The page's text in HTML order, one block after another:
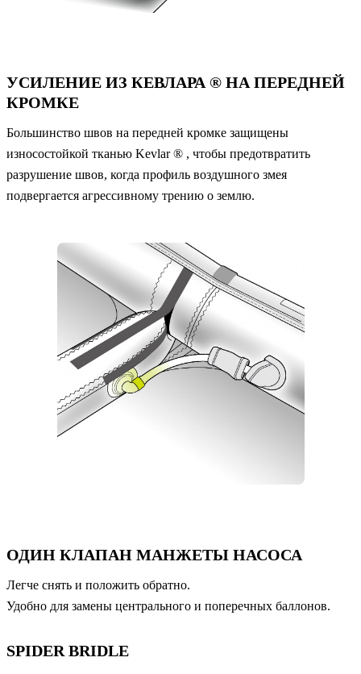
УСИЛЕНИЕ ИЗ КЕВЛАРА ® НА ПЕРЕДНЕЙ
КРОМКЕ
Большинство швов на передней кромке защищены
износостойкой тканью Kevlar ® , чтобы предотвратить
разрушение швов, когда профиль воздушного змея
подвергается агрессивному трению о землю.
ОДИН КЛАПАН МАНЖЕТЫ НАСОСА
Легче снять и положить обратно.
Удобно для замены центрального и поперечных баллонов.
SPIDER BRIDLE